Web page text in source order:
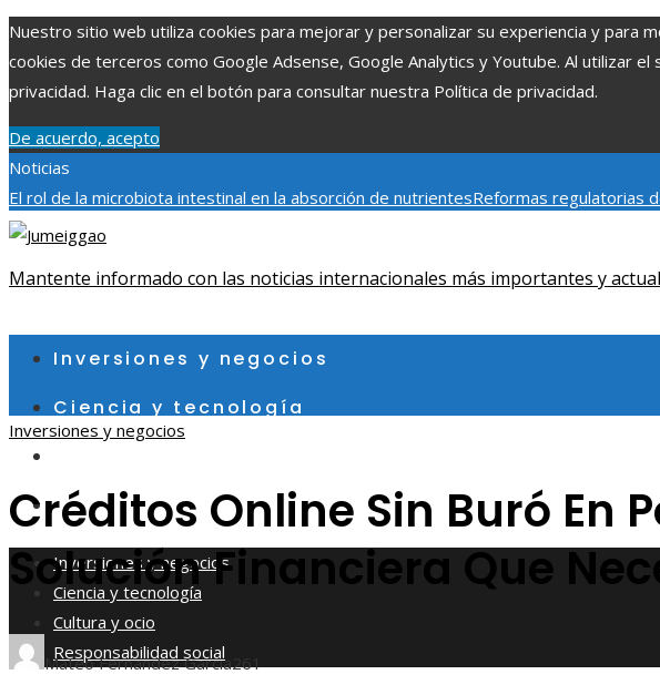
Nuestro sitio web utiliza cookies para mejorar y personalizar su experiencia y para
cookies de terceros como Google Adsense, Google Analytics y Youtube. Al utilizar
privacidad. Haga clic en el botón para consultar nuestra Política de privacidad.
De acuerdo, acepto
Noticias
El rol de la microbiota intestinal en la absorción de nutrientesReformas regulatorias
Patrimonio de la Humanidad y su importancia
sábado, agosto 8
Mantente informado con las noticias internacionales más importantes y
Inversiones y negocios
Ciencia y tecnología
Responsabilidad social
Inversiones y negocios
Ciencia y tecnología
Cultura y ocio
Responsabilidad social
Inversiones y negocios
Créditos Online Sin Buró En
Solución Financiera Que
Mateo Fernández García261